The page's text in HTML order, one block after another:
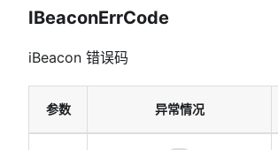
IBeaconErrCode
iBeacon 错误码
参数 异常情况